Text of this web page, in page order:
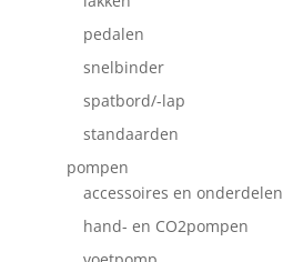
pedalen
snelbinder
spatbord/-lap
standaarden
pompen
accessoires en onderdelen
hand- en CO2pompen